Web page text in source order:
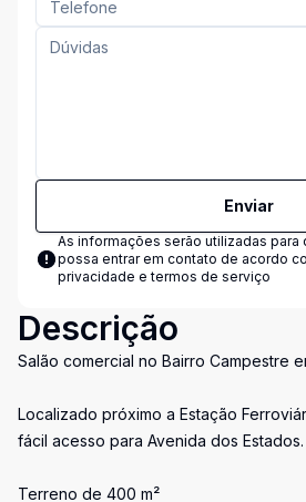
Enviar
As informações serão utilizadas para
possa entrar em contato de acordo
privacidade e termos de serviço
Descrição
Salão comercial no Bairro Campestre
Localizado próximo a Estação
fácil acesso para Avenida dos Estados.
Terreno de 400 m²